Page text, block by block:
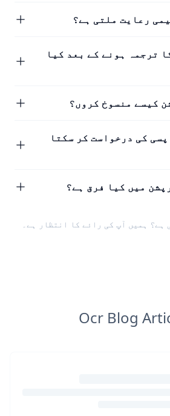
رعایت ملتی ہے؟
ترجمہ ہونے کے بعد کیا
کیسے منسوخ کروں؟
کی درخواست کر سکتا
ہے؟ ہمیں آپ کی رائے کا انتظار ہے۔
Ocr Blog